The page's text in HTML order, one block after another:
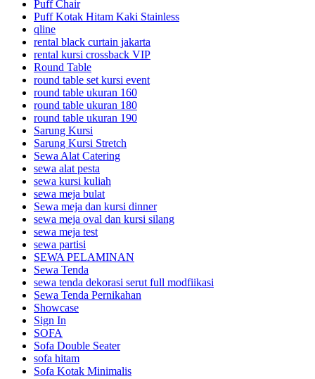
Puff Chair
Puff Kotak Hitam Kaki Stainless
qline
rental black curtain jakarta
rental kursi crossback VIP
Round Table
round table set kursi event
round table ukuran 160
round table ukuran 180
round table ukuran 190
Sarung Kursi
Sarung Kursi Stretch
Sewa Alat Catering
sewa alat pesta
sewa kursi kuliah
sewa meja bulat
Sewa meja dan kursi dinner
sewa meja oval dan kursi silang
sewa meja test
sewa partisi
SEWA PELAMINAN
Sewa Tenda
sewa tenda dekorasi serut full modfiikasi
Sewa Tenda Pernikahan
Showcase
Sign In
SOFA
Sofa Double Seater
sofa hitam
Sofa Kotak Minimalis